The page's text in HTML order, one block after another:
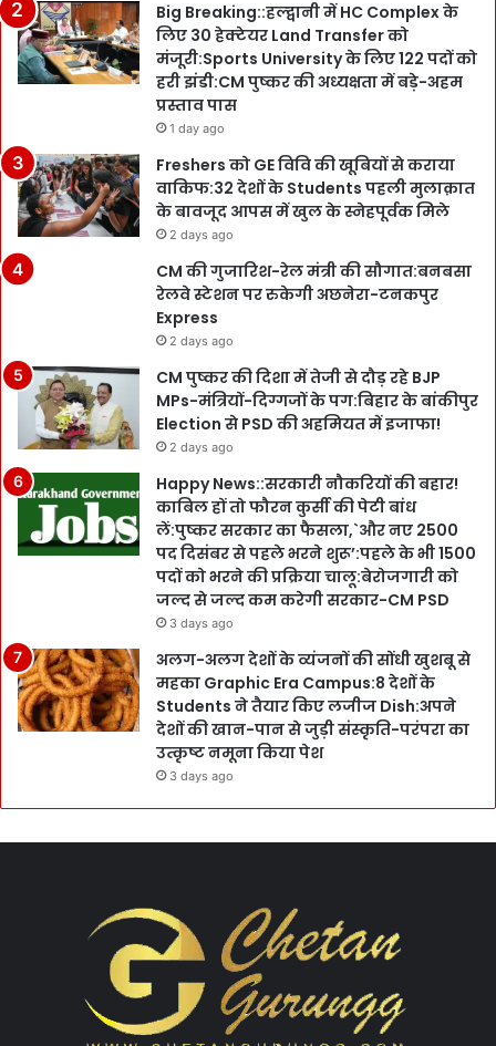
Big Breaking::हल्द्वानी में HC Complex के
लिए 30 हेक्टेयर Land Transfer को
मंजूरी:Sports University के लिए 122 पदों को
हरी झंडी:CM पुष्कर की अध्यक्षता में बड़े-अहम
प्रस्ताव पास
1 day ago
Freshers को GE विवि की खूबियों से कराया
वाकिफ:32 देशों के Students पहली मुलाक़ात
के बावजूद आपस में खुल के स्नेहपूर्वक मिले
2 days ago
CM की गुजारिश-रेल मंत्री की सौगात:बनबसा
रेलवे स्टेशन पर रुकेगी अछनेरा-टनकपुर
Express
2 days ago
CM पुष्कर की दिशा में तेजी से दौड़ रहे BJP
MPs-मंत्रियों-दिग्गजों के पग:बिहार के बांकीपुर
Election से PSD की अहमियत में इजाफा!
2 days ago
Happy News::सरकारी नौकरियों की बहार!
काबिल हों तो फौरन कुर्सी की पेटी बांध
लें:पुष्कर सरकार का फैसला,`और नए 2500
पद दिसंबर से पहले भरने शुरू’:पहले के भी 1500
पदों को भरने की प्रक्रिया चालू:बेरोजगारी को
जल्द से जल्द कम करेगी सरकार-CM PSD
3 days ago
अलग-अलग देशों के व्यंजनों की सोंधी खुशबू से
महका Graphic Era Campus:8 देशों के
Students ने तैयार किए लजीज Dish:अपने
देशों की खान-पान से जुड़ी संस्कृति-परंपरा का
उत्कृष्ट नमूना किया पेश
3 days ago